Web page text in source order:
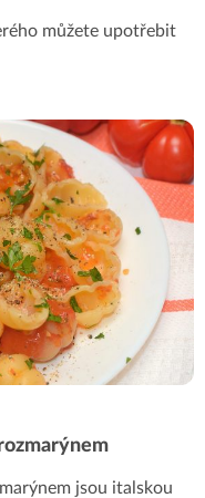
můžete upotřebit
jsou italskou